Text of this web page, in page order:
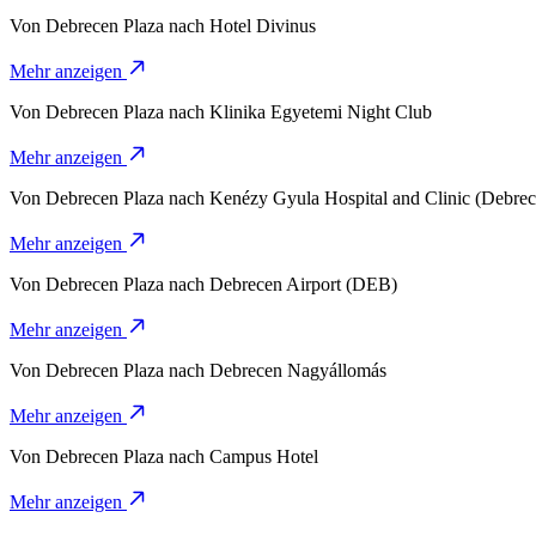
Von Debrecen Plaza nach Hotel Divinus
Mehr anzeigen
Von Debrecen Plaza nach Klinika Egyetemi Night Club
Mehr anzeigen
Von Debrecen Plaza nach Kenézy Gyula Hospital and Clinic
Mehr anzeigen
Von Debrecen Plaza nach Debrecen Airport (DEB)
Mehr anzeigen
Von Debrecen Plaza nach Debrecen Nagyállomás
Mehr anzeigen
Von Debrecen Plaza nach Campus Hotel
Mehr anzeigen